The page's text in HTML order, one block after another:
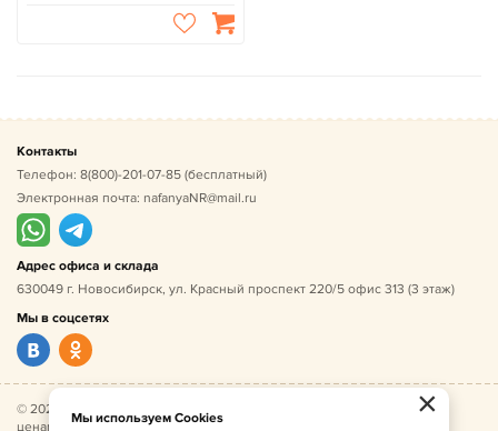
Контакты
Телефон: 8(800)-201-07-85 (бесплатный)
Электронная почта: nafanyaNR@mail.ru
Адрес офиса и склада
630049 г. Новосибирск, ул. Красный проспект 220/5 офис 313 (3 этаж)
Мы в соцсетях
© 2026 Нафаня — оптовые поставки детской одежды по
ценам производителя. ИНН 541005493544, ОГРН
×
Мы используем Cookies